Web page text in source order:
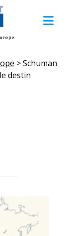
>Schuman
destin